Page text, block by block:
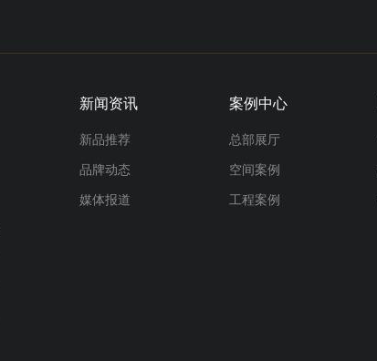
新闻资讯
新品推荐
品牌动态
媒体报道
案例中心
总部展厅
空间案例
工程案例